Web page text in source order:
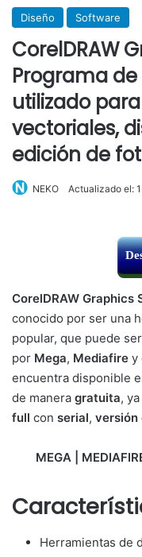
Diseño Software
CorelDRAW
Programa
utilizado
vectoriales,
edición de
NEKO Actualizado el:
CorelDRAW Graphics
conocido por ser una
popular, que puede ser
por Mega, Mediafire y
encuentra disponible
de manera gratuita,
full con serial, versión
MEGA |
Herramientas de